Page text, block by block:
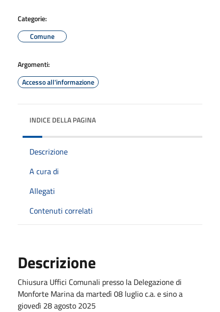
Categorie:
Comune
Argomenti:
Accesso all'informazione
INDICE DELLA PAGINA
Descrizione
A cura di
Allegati
Contenuti correlati
Descrizione
Chiusura Uffici Comunali presso la Delegazione di
Monforte Marina da martedì 08 luglio c.a. e sino a
giovedì 28 agosto 2025